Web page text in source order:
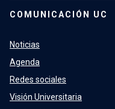
COMUNICACIÓN UC
Noticias
Agenda
Redes sociales
Visión Universitaria